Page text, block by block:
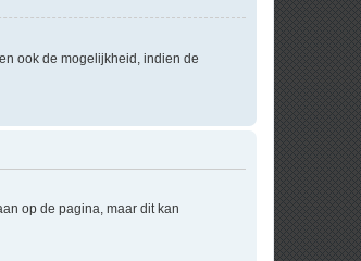
ook de mogelijkheid, indien de
op de pagina, maar dit kan